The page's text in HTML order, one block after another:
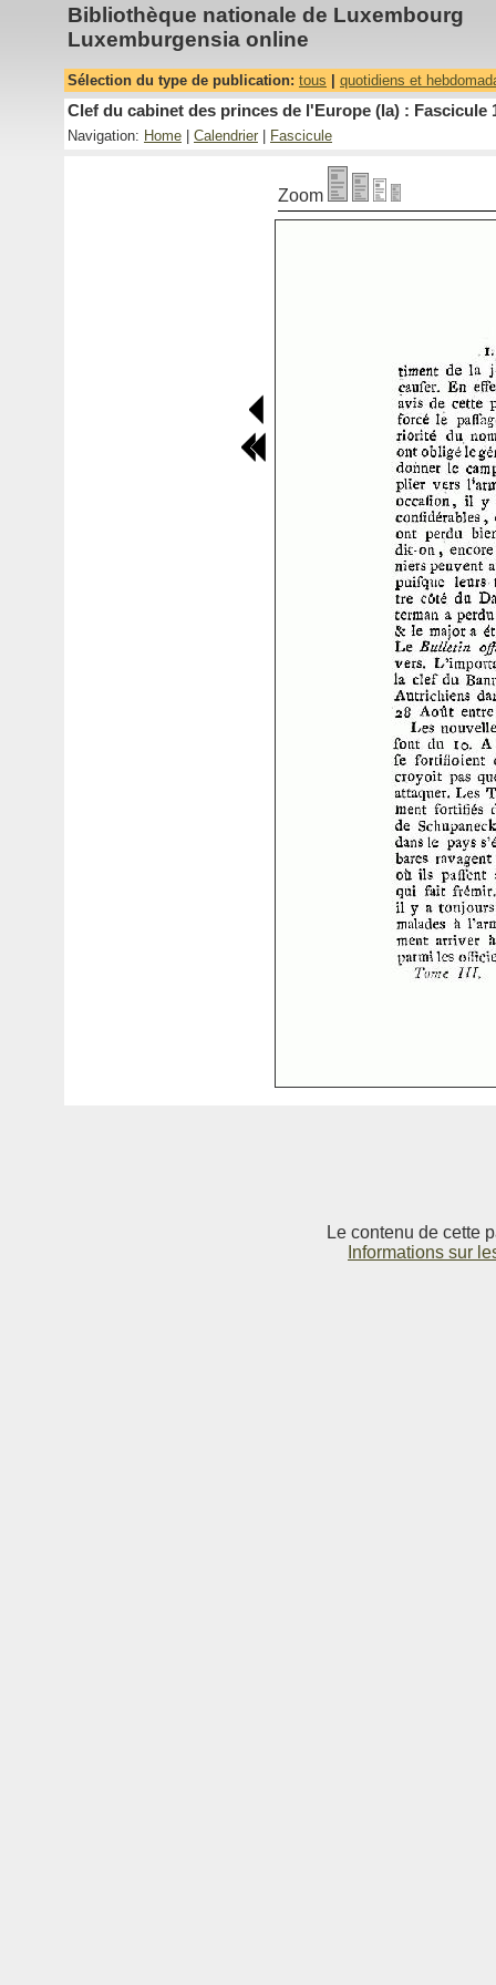
Bibliothèque nationale de Luxembourg
Luxemburgensia online
Sélection du type de publication: tous quotidiens et
Clef du cabinet des princes de l'Europe (la) : Fascicule
Navigation: Home Calendrier Fascicule
Zoom
Le contenu de cette
Informations sur